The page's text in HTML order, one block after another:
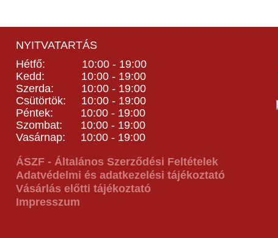
NYITVATARTÁS
Hétfő: 10:00 - 19:00
Kedd: 10:00 - 19:00
Szerda: 10:00 - 19:00
Csütörtök: 10:00 - 19:00
Péntek: 10:00 - 19:00
Szombat: 10:00 - 19:00
Vasárnap: 10:00 - 19:00
ÁSZF - Általános Szerződési Feltételek
Adatvédelmi és adatkezelési tájékoztató
Vásárlás előtti tájékoztató
Impresszum